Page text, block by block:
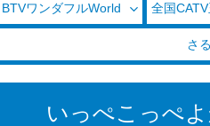
BTVワンダフルWorld 全国
さ
いっぺこっぺ